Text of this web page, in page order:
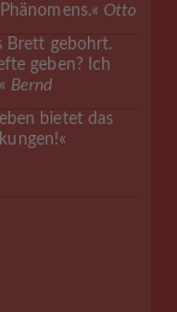
Otto
Brett gebohrt.
geben? Ich
Bernd
bietet das